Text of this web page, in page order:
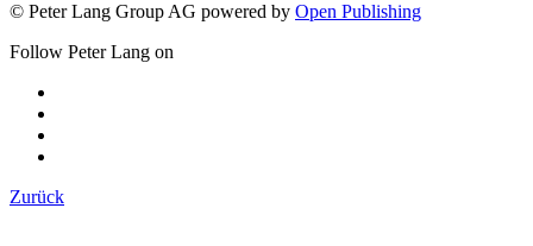
© Peter Lang Group AG powered by Open Publishing
Follow Peter Lang on
Zurück